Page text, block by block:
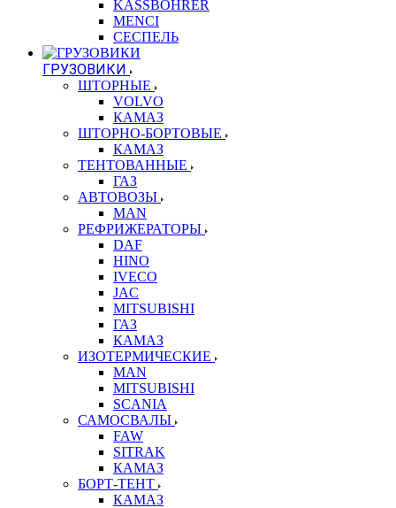
KASSBOHRER
MENCI
СЕСПЕЛЬ
ГРУЗОВИКИ
ШТОРНЫЕ
VOLVO
КАМАЗ
ШТОРНО-БОРТОВЫЕ
КАМАЗ
ТЕНТОВАННЫЕ
ГАЗ
АВТОВОЗЫ
MAN
РЕФРИЖЕРАТОРЫ
DAF
HINO
IVECO
JAC
MITSUBISHI
ГАЗ
КАМАЗ
ИЗОТЕРМИЧЕСКИЕ
MAN
MITSUBISHI
SCANIA
САМОСВАЛЫ
FAW
SITRAK
КАМАЗ
БОРТ-ТЕНТ
КАМАЗ